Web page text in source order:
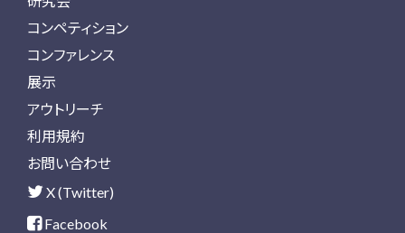
コンペティション
コンファレンス
展示
アウトリーチ
利用規約
お問い合わせ
X (Twitter)
Facebook